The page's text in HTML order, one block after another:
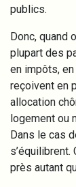
publics.
Donc, quand
plupart des
en impôts,
reçoivent en
allocation
logement ou
Dans le cas
près autant